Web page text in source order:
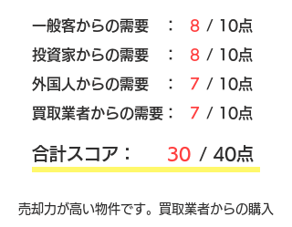
​一般客からの需要 ： 8 / 10点
​投資家からの需要 ：
8 / 10点
外国人からの需要 ：
7 / 10点
買取業者からの需要：
7 / 10点
​合計スコア： 30 / 40点
売却力が高い物件です。買取業者からの購入